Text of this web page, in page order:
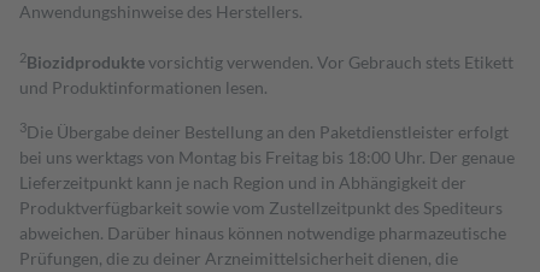
Anwendungshinweise des Herstellers.
2Biozidproduktevorsichtig verwenden. Vor Gebrauch stets Etikett
und Produktinformationen lesen.
3Die Übergabe deiner Bestellung an den Paketdienstleister erfolgt
bei uns werktags von Montag bis Freitag bis 18:00 Uhr. Der genaue
Lieferzeitpunkt kann je nach Region und in Abhängigkeit der
Produktverfügbarkeit sowie vom Zustellzeitpunkt des Spediteurs
abweichen. Darüber hinaus können notwendige pharmazeutische
Prüfungen, die zu deiner Arzneimittelsicherheit dienen, die